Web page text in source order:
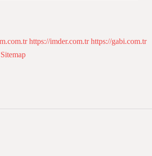
https://imder.com.tr https://gabi.com.tr
Sitemap